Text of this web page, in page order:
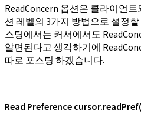
ReadConcern 옵션은 클라이언
션 레벨의 3가지 방법으로 설정
스팅에서는 커서에서도
알면된다고 생각하기에
따로 포스팅 하겠습니다.
Read Preference